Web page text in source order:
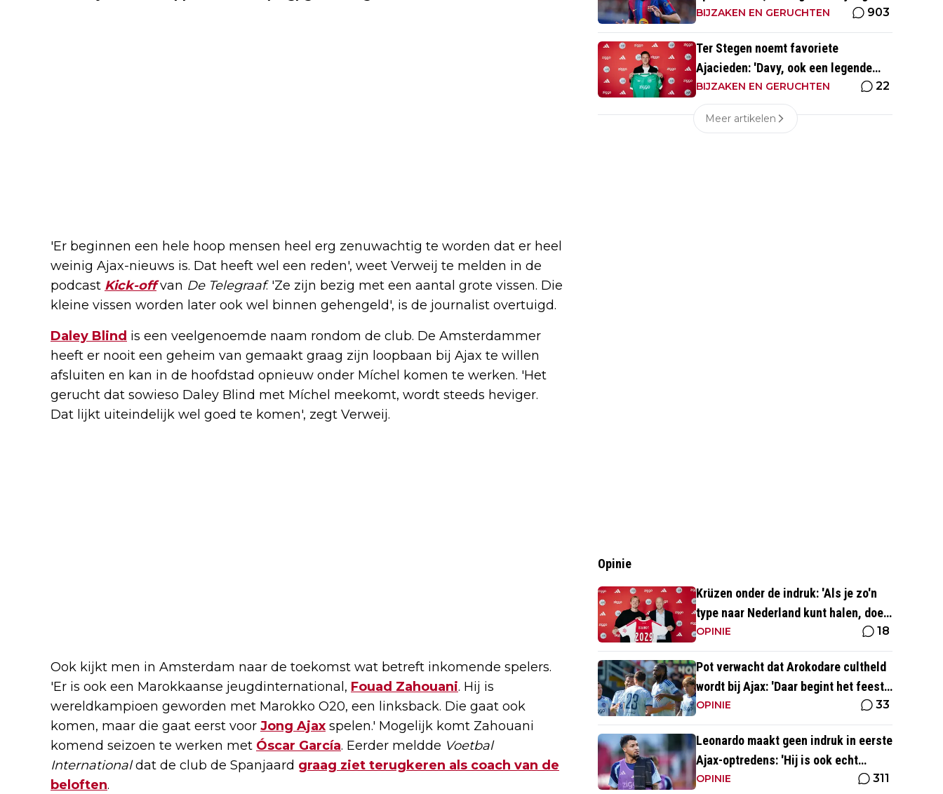
'Er beginnen een hele hoop mensen heel erg zenuwachtig te worden dat er heel
weinig Ajax-nieuws is. Dat heeft wel een reden', weet Verweij te melden in de
podcast Kick-offvan De Telegraaf. 'Ze zijn bezig met een aantal grote vissen. Die
kleine vissen worden later ook wel binnen gehengeld', is de journalist overtuigd.
Daley Blind is een veelgenoemde naam rondom de club. De Amsterdammer
heeft er nooit een geheim van gemaakt graag zijn loopbaan bij Ajax te willen
afsluiten en kan in de hoofdstad opnieuw onder Míchel komen te werken. 'Het
gerucht dat sowieso Daley Blind met Míchel meekomt, wordt steeds heviger.
Dat lijkt uiteindelijk wel goed te komen', zegt Verweij.
Ook kijkt men in Amsterdam naar de toekomst wat betreft inkomende spelers.
'Er is ook een Marokkaanse jeugdinternational, Fouad Zahouani. Hij is
wereldkampioen geworden met Marokko O20, een linksback. Die gaat ook
komen, maar die gaat eerst voor Jong Ajax spelen.' Mogelijk komt Zahouani
komend seizoen te werken met Óscar García. Eerder meldde Voetbal
Internationaldat de club de Spanjaard graag ziet terugkeren als coach van de
beloften.
contract tekenen bij Ajax'
BIJZAKEN EN GERUCHTEN 903
Ter Stegen noemt favoriete
Ajacieden: 'Davy, ook een legende
van de club'
BIJZAKEN EN GERUCHTEN 22
Meer artikelen
Opinie
Krüzen onder de indruk: 'Als je zo'n
type naar Nederland kunt halen, doe
je iets goed'
OPINIE 18
Pot verwacht dat Arokodare cultheld
wordt bij Ajax: 'Daar begint het feest
eigenlijk al'
OPINIE 33
Leonardo maakt geen indruk in eerste
Ajax-optredens: 'Hij is ook echt
langzaam'
OPINIE 311